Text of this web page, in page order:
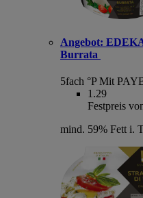
Angebot:
Burrata
5fach °P Mit
1.29
Festpreis
mind. 59% Fett i.